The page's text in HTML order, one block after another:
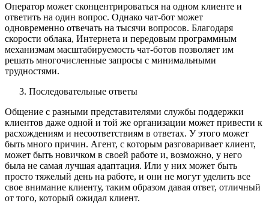
Оператор может сконцентрироваться на одном клиенте и
ответить на один вопрос. Однако чат-бот может
одновременно отвечать на тысячи вопросов. Благодаря
скорости облака, Интернета и передовым программным
механизмам масштабируемость чат-ботов позволяет им
решать многочисленные запросы с минимальными
трудностями.
Последовательные ответы
Общение с разными представителями службы поддержки
клиентов даже одной и той же организации может привести к
расхождениям и несоответствиям в ответах. У этого может
быть много причин. Агент, с которым разговаривает клиент,
может быть новичком в своей работе и, возможно, у него
была не самая лучшая адаптация. Или у них может быть
просто тяжелый день на работе, и они не могут уделить все
свое внимание клиенту, таким образом давая ответ, отличный
от того, который ожидал клиент.